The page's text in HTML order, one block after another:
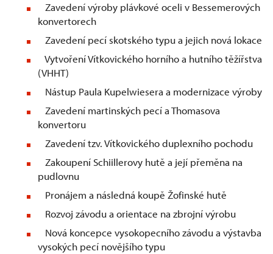
Zavedení výroby plávkové oceli v Bessemerových
konvertorech
Zavedení pecí skotského typu a jejich nová lokace
Vytvoření Vítkovického horního a hutního těžířstva
(VHHT)
Nástup Paula Kupelwiesera a modernizace výroby
Zavedení martinských pecí a Thomasova
konvertoru
Zavedení tzv. Vítkovického duplexního pochodu
Zakoupení Schiillerovy hutě a její přeměna na
pudlovnu
Pronájem a následná koupě Žofinské hutě
Rozvoj závodu a orientace na zbrojní výrobu
Nová koncepce vysokopecního závodu a výstavba
vysokých pecí novějšího typu